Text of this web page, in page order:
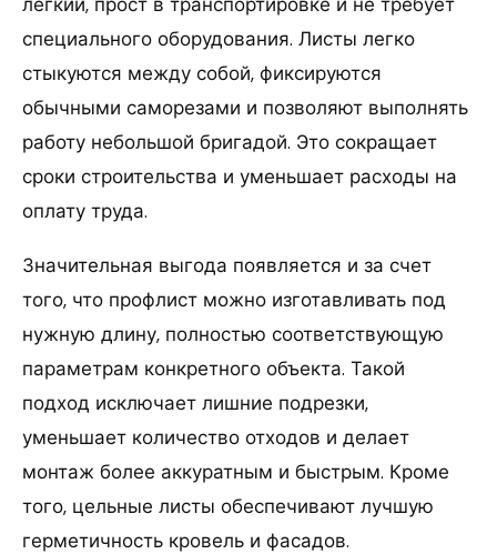
специального оборудования. Листы легко
стыкуются между собой, фиксируются
обычными саморезами и позволяют выполнять
работу небольшой бригадой. Это сокращает
сроки строительства и уменьшает расходы на
оплату труда.
Значительная выгода появляется и за счет
того, что профлист можно изготавливать под
нужную длину, полностью соответствующую
параметрам конкретного объекта. Такой
подход исключает лишние подрезки,
уменьшает количество отходов и делает
монтаж более аккуратным и быстрым. Кроме
того, цельные листы обеспечивают лучшую
герметичность кровель и фасадов.